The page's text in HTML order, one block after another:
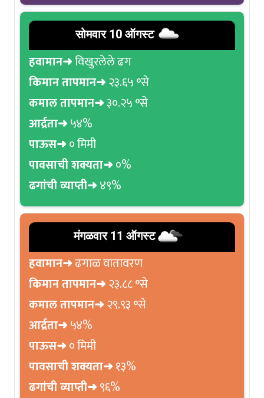
सोमवार 10 ऑगस्ट
हवामान➜विखुरलेले ढग
किमान तापमान➜२३.६५ °से
कमाल तापमान➜३०.२५ °से
आर्द्रता➜५४%
पाऊस➜० मिमी
पावसाची शक्यता➜०%
ढगांची व्याप्ती➜४९%
मंगळवार 11 ऑगस्ट
हवामान➜ढगाळ वातावरण
किमान तापमान➜२३.८८ °से
कमाल तापमान➜२९.९३ °से
आर्द्रता➜५४%
पाऊस➜० मिमी
पावसाची शक्यता➜१३%
ढगांची व्याप्ती➜९६%